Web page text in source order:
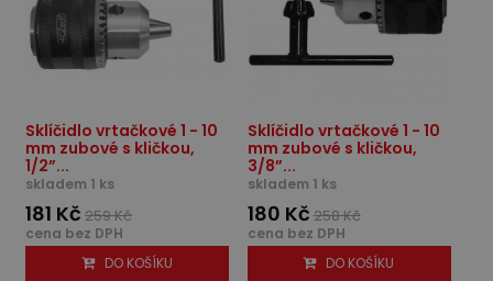
Sklíčidlo vrtačkové 1 - 10
mm zubové s kličkou,
1/2”...
skladem 1 ks
181 Kč 259 Kč
cena bez DPH
DO KOŠÍKU
Sklíčidlo vrtačkové 1 - 10
mm zubové s kličkou,
3/8”...
skladem 1 ks
180 Kč 258 Kč
cena bez DPH
DO KOŠÍKU